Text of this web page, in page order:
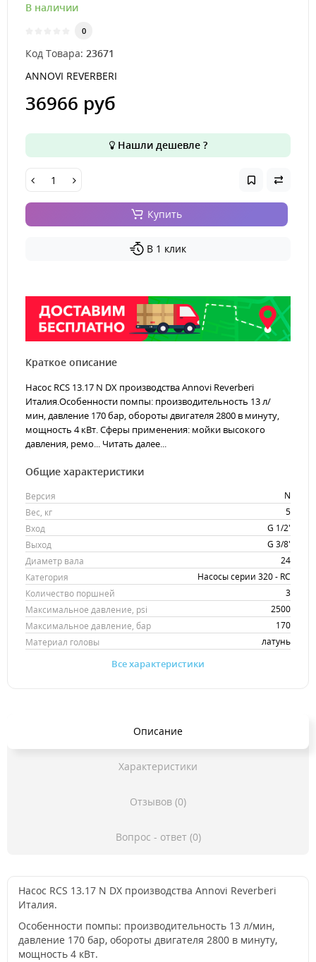
В наличии
0
Код Товара: 23671
ANNOVI REVERBERI
36966 руб
Нашли дешевле ?
Купить
В 1 клик
Краткое описание
Насос RCS 13.17 N DX производства Annovi Reverberi
Италия.Особенности помпы: производительность 13 л/
мин, давление 170 бар, обороты двигателя 2800 в минуту,
мощность 4 кВт. Сферы применения: мойки высокого
давления, ремо... Читать далее...
Общие характеристики
Версия
N
Вес, кг
5
Вход
G 1/2'
Выход
G 3/8'
Диаметр вала
24
Категория
Насосы серии 320 - RC
Количество поршней
3
Максимальное давление, psi
2500
Максимальное давление, бар
170
Материал головы
латунь
Все характеристики
Описание
Характеристики
Отзывов (0)
Вопрос - ответ (0)
Насос RCS 13.17 N DX производства Annovi Reverberi
Италия.
Особенности помпы: производительность 13 л/мин,
давление 170 бар, обороты двигателя 2800 в минуту,
мощность 4 кВт.